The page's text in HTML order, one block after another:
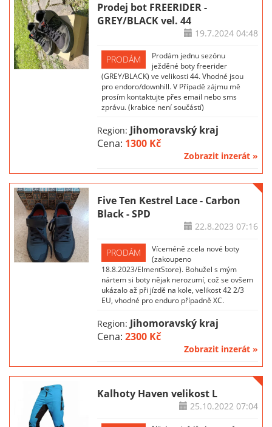
Prodej bot FREERIDER -
GREY/BLACK vel. 44
19.7.202404:48
PRODÁM
Prodám jednu sezónu
ježděné boty freerider
(GREY/BLACK) ve velikosti 44. Vhodné jsou
pro endoro/downhill. V Případě zájmu mě
prosím kontaktujte přes email nebo sms
zprávu. (krabice není součástí)
Region: Jihomoravský kraj
Cena: 1300 Kč
Zobrazit inzerát »
Five Ten Kestrel Lace - Carbon
Black - SPD
22.8.2023 07:16
PRODÁM
Víceméně zcela nové boty
(zakoupeno
18.8.2023/ElmentStore). Bohužel s mým
nártem si boty nějak nerozumí, což se ovšem
ukázalo až při jízdě na kole, velikost 42 2/3
EU, vhodné pro enduro případně XC.
Region: Jihomoravský kraj
Cena:2300 Kč
Zobrazit inzerát »
Kalhoty Haven velikost L
25.10.202207:04